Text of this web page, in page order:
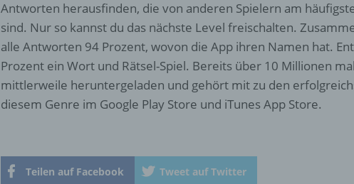
Antworten herausfinden, die von anderen Spielern am
sind. Nur so kannst du das nächste Level freischalten.
alle Antworten 94 Prozent, wovon die App ihren Namen hat.
Prozent ein Wort und Rätsel-Spiel. Bereits über 10 Millionen
mittlerweile heruntergeladen und gehört mit zu den
diesem Genre im Google Play Store und iTunes App Store.
Teilen auf Facebook Tweet auf Twitter
b) betroffene Person
Betroffene Person ist jede identifizierte oder identifizierbare
natürliche Person, deren personenbezogene Daten von dem für
Verarbeitung Verantwortlichen verarbeitet werden.
ausgeführte Vorgang oder jede solche Vorgangsreihe im